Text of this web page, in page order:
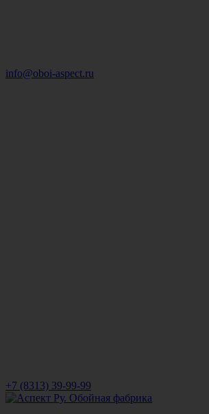
info@oboi-aspect.ru
+7 (8313) 39-99-99